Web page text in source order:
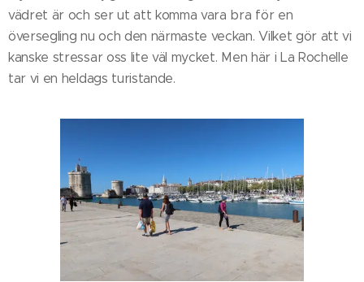
vädret är och ser ut att komma vara bra för en
översegling nu och den närmaste veckan. Vilket gör att vi
kanske stressar oss lite väl mycket. Men här i La Rochelle
tar vi en heldags turistande.